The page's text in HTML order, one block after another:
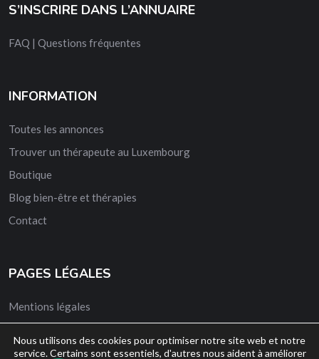
S’INSCRIRE DANS L’ANNUAIRE
FAQ | Questions fréquentes
INFORMATION
Toutes les annonces
Trouver un thérapeute au Luxembourg
Boutique
Blog bien-être et thérapies
Contact
PAGES LÉGALES
Mentions légales
Conditions Générales d’Utilisation
Nous utilisons des cookies pour optimiser notre site web et notre
service. Certains sont essentiels, d'autres nous aident à améliorer